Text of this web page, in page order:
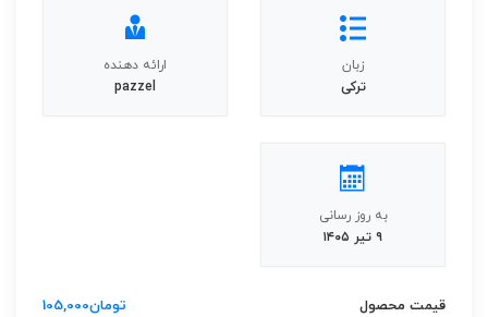
زبان
ترکی
ارائه دهنده
pazzel
به روز رسانی
۹ تیر ۱۴۰۵
قیمت محصول تومان105,000